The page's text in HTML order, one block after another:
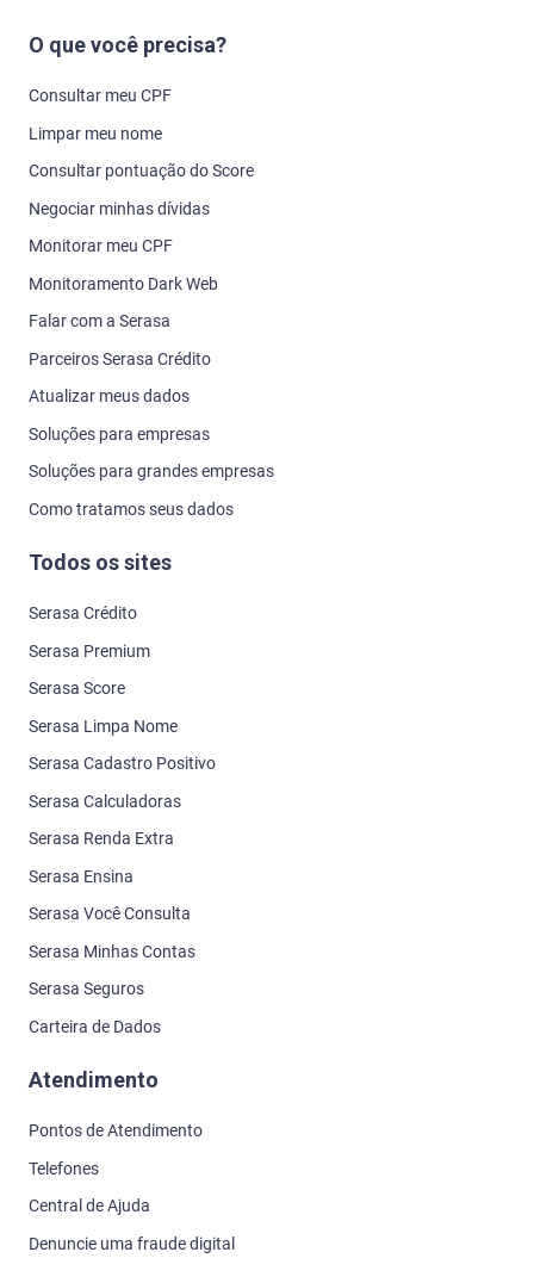
O que você precisa?
Consultar meu CPF
Limpar meu nome
Consultar pontuação do Score
Negociar minhas dívidas
Monitorar meu CPF
Monitoramento Dark Web
Falar com a Serasa
Parceiros Serasa Crédito
Atualizar meus dados
Soluções para empresas
Soluções para grandes empresas
Como tratamos seus dados
Todos os sites
Serasa Crédito
Serasa Premium
Serasa Score
Serasa Limpa Nome
Serasa Cadastro Positivo
Serasa Calculadoras
Serasa Renda Extra
Serasa Ensina
Serasa Você Consulta
Serasa Minhas Contas
Serasa Seguros
Carteira de Dados
Atendimento
Pontos de Atendimento
Telefones
Central de Ajuda
Denuncie uma fraude digital